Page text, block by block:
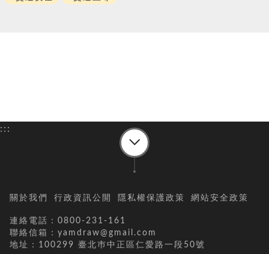
:::
關於我們 行政資訊公開 隱私權保護政策 網站安全政策
連絡電話：0800-231-161
聯絡信箱：yamdraw@gmail.com
地址：100299 臺北巿中正區仁愛路一段50號